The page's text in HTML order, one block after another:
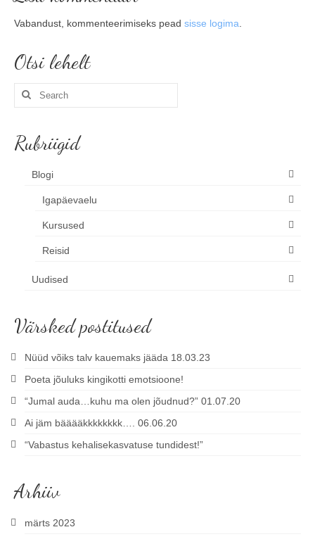
Vabandust, kommenteerimiseks pead sisse logima
Otsi lehelt
Search
Rubriigid
Blogi
Igapäevaelu
Kursused
Reisid
Uudised
Värsked postitused
Nüüd võiks talv kauemaks jääda 18.03.23
Poeta jõuluks kingikotti emotsioone!
“Jumal auda…kuhu ma olen jõudnud?” 01.07.20
Ai jäm bääääkkkkkkkk…. 06.06.20
“Vabastus kehalisekasvatuse tundidest!”
Arhiiv
märts 2023